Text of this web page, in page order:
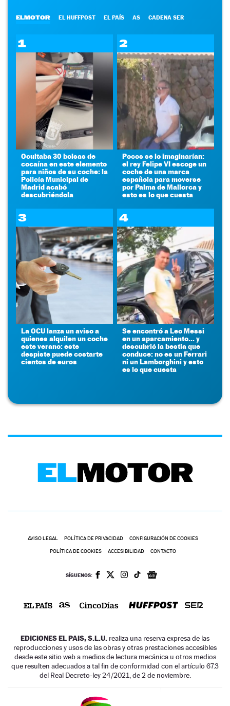
ELMOTOR EL HUFFPOST EL PAÍS AS CADENA SER
1
Ocultaba 30 bolsas de
cocaína en este elemento
para niños de su coche: la
Policía Municipal de
Madrid acabó
descubriéndola
2
Pocos se lo imaginarían:
el rey Felipe VI escoge un
coche de una marca
española para moverse
por Palma de Mallorca y
esto es lo que cuesta
3
La OCU lanza un aviso a
quienes alquilen un coche
este verano: este
despiste puede costarte
cientos de euros
4
Se encontró a Leo Messi
en un aparcamiento... y
descubrió la bestia que
conduce: no es un Ferrari
ni un Lamborghini y esto
es lo que cuesta
AVISO LEGAL POLÍTICA DE PRIVACIDAD CONFIGURACIÓN DE COOKIES
POLÍTICA DE COOKIES ACCESIBILIDAD CONTACTO
SÍGUENOS:
EDICIONES EL PAIS, S.L.U. realiza una reserva expresa de las
reproducciones y usos de las obras y otras prestaciones accesibles
desde este sitio web a medios de lectura mecánica u otros medios
que resulten adecuados a tal fin de conformidad con el artículo 67.3
del Real Decreto-ley 24/2021, de 2 de noviembre.